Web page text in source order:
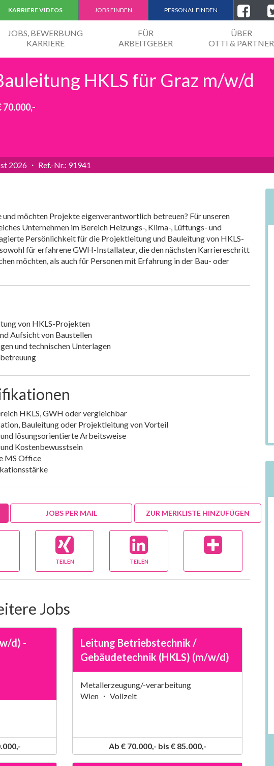
KARRIERE VIDEOS JOBS FINDEN PERSONAL FINDEN
JOBS, BEWERBUNG
KARRIERE
FÜR
ARBEITGEBER
ÜBER
OTTI & PARTNER
HKLS für Graz m/w/d
2026 ・ Ref.-Nr.: 91941
und möchten Projekte eigenverantwortlich betreuen? Für unseren
Unternehmen im Bereich Heizungs-, Klima-, Lüftungs- und
Persönlichkeit für die Projektleitung und Bauleitung von HKLS-
für erfahrene GWH-Installateur, die den nächsten Karriereschritt
möchten, als auch für Personen mit Erfahrung in der Bau- oder
von HKLS-Projekten
Aufsicht von Baustellen
und technischen Unterlagen
HKLS, GWH oder vergleichbar
Bauleitung oder Projektleitung von Vorteil
lösungsorientierte Arbeitsweise
Kostenbewusstsein
MS Office
JOBS PER MAIL ZUR MERKLISTE HINZUFÜGEN
TEILEN TEILEN
Jobs
d) -
Leitung Betriebstechnik /
Gebäudetechnik (HKLS) (m/w/d)
Metallerzeugung/-verarbeitung
Wien ・ Vollzeit
Ab € 70.000,- bis € 85.000,-